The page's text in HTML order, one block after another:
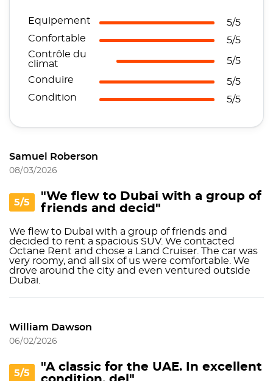
Equipement
5/5
Confortable
5/5
Contrôle du
climat
5/5
Conduire
5/5
Condition
5/5
Samuel Roberson
08/03/2026
5/5
"We flew to Dubai with a group of
friends and decid"
We flew to Dubai with a group of friends and
decided to rent a spacious SUV. We contacted
Octane Rent and chose a Land Cruiser. The car was
very roomy, and all six of us were comfortable. We
drove around the city and even ventured outside
Dubai.
William Dawson
06/02/2026
5/5
"A classic for the UAE. In excellent